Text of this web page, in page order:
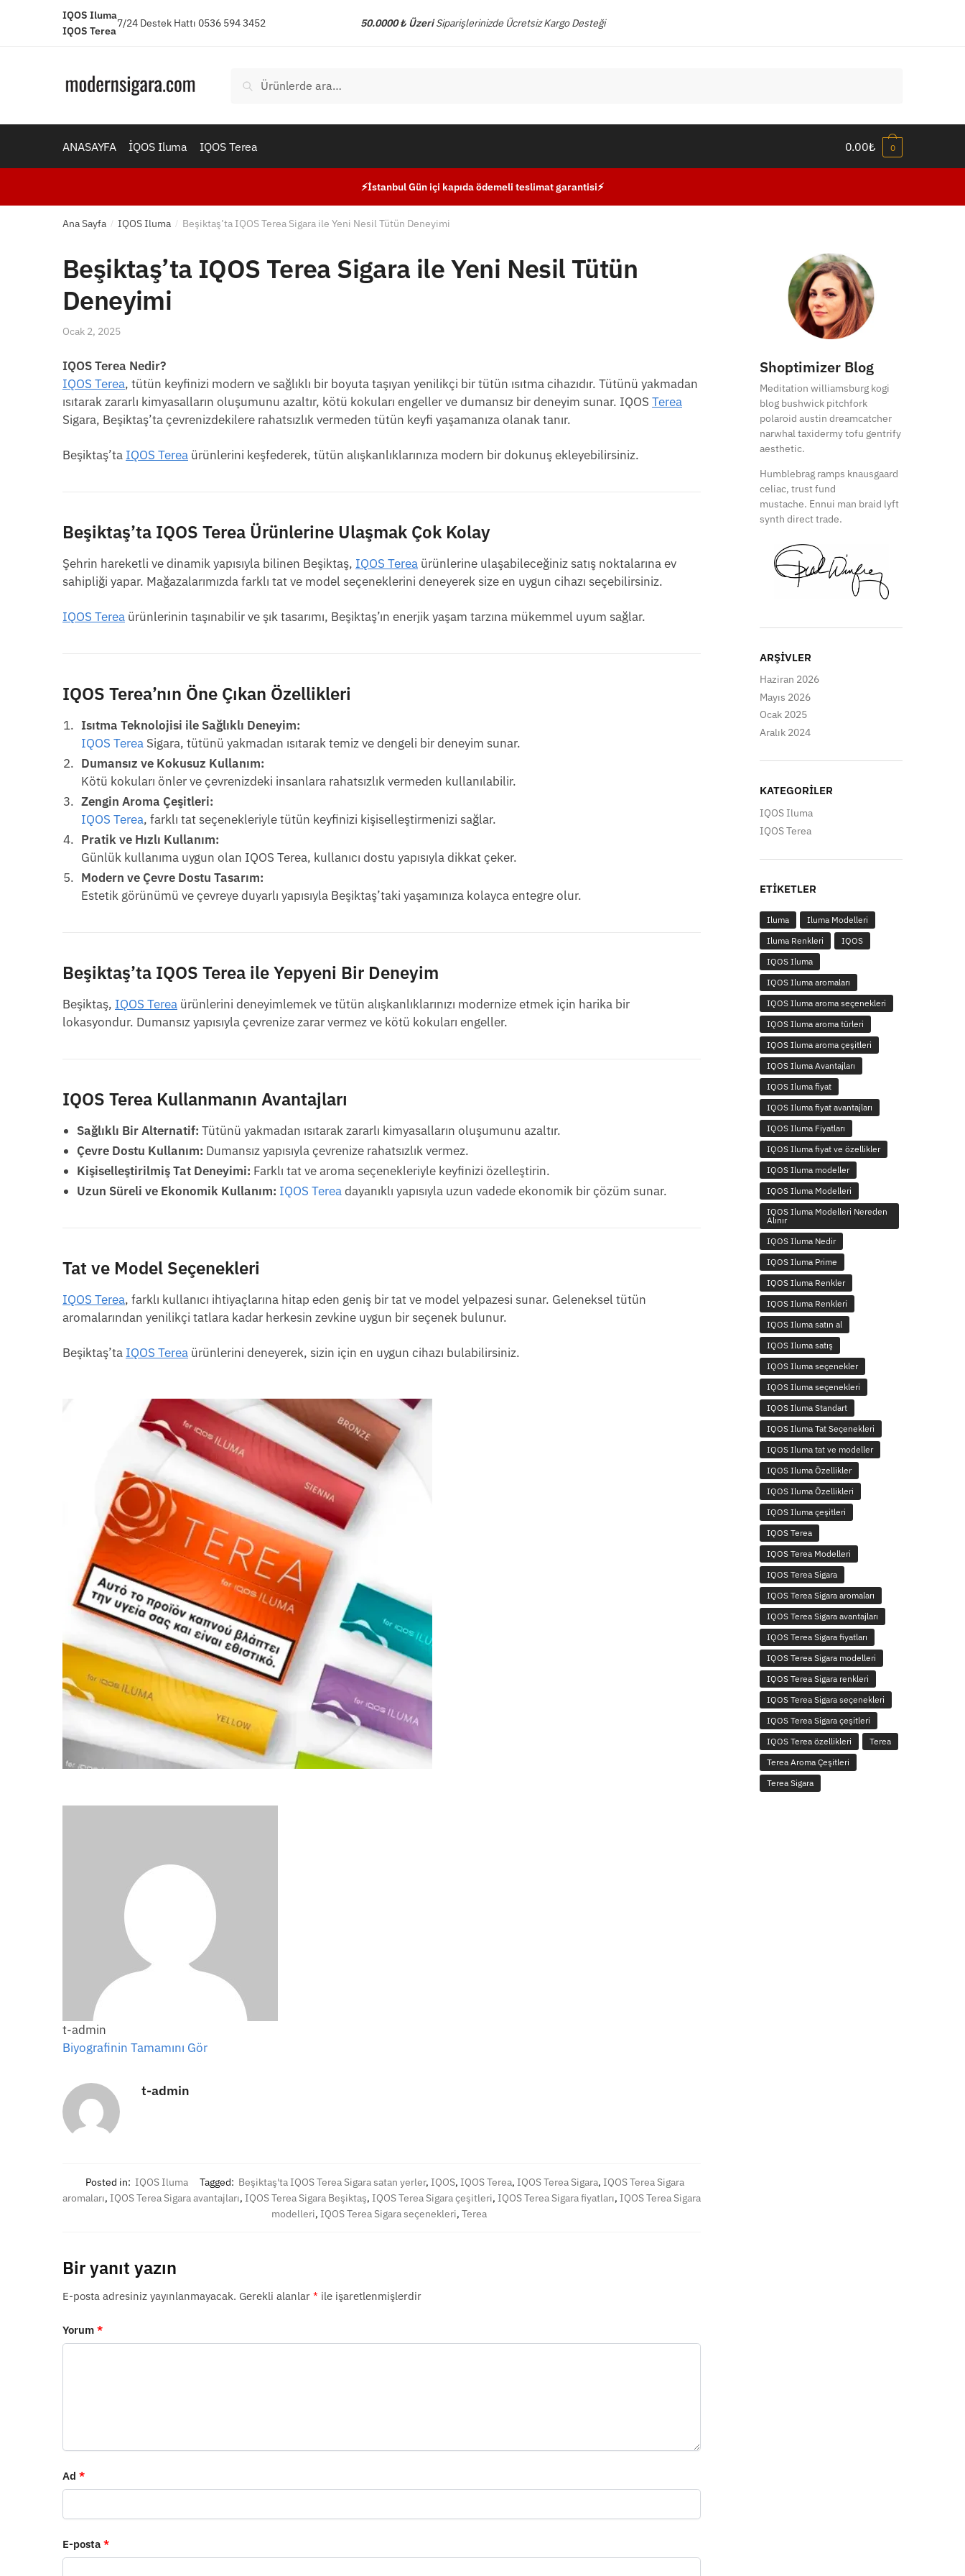
IQOS Iluma
IQOS Terea
7/24 Destek Hattı 0536 594 3452 50.0000 ₺ Üzeri Siparişlerinizde Ücretsiz Kargo Desteği
Ara
ANASAYFA İQOS Iluma IQOS Terea 0.00₺ 0
⚡İstanbul Gün içi kapıda ödemeli teslimat garantisi⚡
Ana Sayfa / IQOS Iluma / Beşiktaş’ta IQOS Terea Sigara ile Yeni Nesil Tütün Deneyimi
Beşiktaş’ta IQOS Terea Sigara ile Yeni Nesil Tütün
Deneyimi
Ocak 2, 2025
IQOS Terea Nedir?
IQOS Terea, tütün keyfinizi modern ve sağlıklı bir boyuta taşıyan yenilikçi bir tütün ısıtma cihazıdır. Tütünü yakmadan
ısıtarak zararlı kimyasalların oluşumunu azaltır, kötü kokuları engeller ve dumansız bir deneyim sunar. IQOS Terea
Sigara, Beşiktaş’ta çevrenizdekilere rahatsızlık vermeden tütün keyfi yaşamanıza olanak tanır.
Beşiktaş’ta IQOS Terea ürünlerini keşfederek, tütün alışkanlıklarınıza modern bir dokunuş ekleyebilirsiniz.
Beşiktaş’ta IQOS Terea Ürünlerine Ulaşmak Çok Kolay
Şehrin hareketli ve dinamik yapısıyla bilinen Beşiktaş, IQOS Terea ürünlerine ulaşabileceğiniz satış noktalarına ev
sahipliği yapar. Mağazalarımızda farklı tat ve model seçeneklerini deneyerek size en uygun cihazı seçebilirsiniz.
IQOS Terea ürünlerinin taşınabilir ve şık tasarımı, Beşiktaş’ın enerjik yaşam tarzına mükemmel uyum sağlar.
IQOS Terea’nın Öne Çıkan Özellikleri
Isıtma Teknolojisi ile Sağlıklı Deneyim:
IQOS Terea Sigara, tütünü yakmadan ısıtarak temiz ve dengeli bir deneyim sunar.
Dumansız ve Kokusuz Kullanım:
Kötü kokuları önler ve çevrenizdeki insanlara rahatsızlık vermeden kullanılabilir.
Zengin Aroma Çeşitleri:
IQOS Terea, farklı tat seçenekleriyle tütün keyfinizi kişiselleştirmenizi sağlar.
Pratik ve Hızlı Kullanım:
Günlük kullanıma uygun olan IQOS Terea, kullanıcı dostu yapısıyla dikkat çeker.
Modern ve Çevre Dostu Tasarım:
Estetik görünümü ve çevreye duyarlı yapısıyla Beşiktaş’taki yaşamınıza kolayca entegre olur.
Beşiktaş’ta IQOS Terea ile Yepyeni Bir Deneyim
Beşiktaş, IQOS Terea ürünlerini deneyimlemek ve tütün alışkanlıklarınızı modernize etmek için harika bir
lokasyondur. Dumansız yapısıyla çevrenize zarar vermez ve kötü kokuları engeller.
IQOS Terea Kullanmanın Avantajları
Sağlıklı Bir Alternatif: Tütünü yakmadan ısıtarak zararlı kimyasalların oluşumunu azaltır.
Çevre Dostu Kullanım: Dumansız yapısıyla çevrenize rahatsızlık vermez.
Kişiselleştirilmiş Tat Deneyimi: Farklı tat ve aroma seçenekleriyle keyfinizi özelleştirin.
Uzun Süreli ve Ekonomik Kullanım: IQOS Tereadayanıklı yapısıyla uzun vadede ekonomik bir çözüm sunar.
Tat ve Model Seçenekleri
IQOS Terea, farklı kullanıcı ihtiyaçlarına hitap eden geniş bir tat ve model yelpazesi sunar. Geleneksel tütün
aromalarından yenilikçi tatlara kadar herkesin zevkine uygun bir seçenek bulunur.
Beşiktaş’ta IQOS Terea ürünlerini deneyerek, sizin için en uygun cihazı bulabilirsiniz.
t-admin
Biyografinin Tamamını Gör
t-admin
Posted in: IQOS Iluma Tagged: Beşiktaş'ta IQOS Terea Sigara satan yerler, IQOS, IQOS Terea, IQOS Terea Sigara, IQOS Terea Sigara
aromaları, IQOS Terea Sigara avantajları, IQOS Terea Sigara Beşiktaş, IQOS Terea Sigara çeşitleri, IQOS Terea Sigara fiyatları, IQOS Terea Sigara
modelleri, IQOS Terea Sigara seçenekleri, Terea
Bir yanıt yazın
E-posta adresiniz yayınlanmayacak. Gerekli alanlar * ile işaretlenmişlerdir
Yorum *
Ad *
E-posta *
Shoptimizer Blog
Meditation williamsburg kogi
blog bushwick pitchfork
polaroid austin dreamcatcher
narwhal taxidermy tofu gentrify
aesthetic.
Humblebrag ramps knausgaard
celiac, trust fund
mustache. Ennui man braid lyft
synth direct trade.
ARŞIVLER
Haziran 2026
Mayıs 2026
Ocak 2025
Aralık 2024
KATEGORILER
IQOS Iluma
IQOS Terea
ETIKETLER
Iluma
Iluma Modelleri
Iluma Renkleri
IQOS
IQOS Iluma
IQOS Iluma aromaları
IQOS Iluma aroma seçenekleri
IQOS Iluma aroma türleri
IQOS Iluma aroma çeşitleri
IQOS Iluma Avantajları
IQOS Iluma fiyat
IQOS Iluma fiyat avantajları
IQOS Iluma Fiyatları
IQOS Iluma fiyat ve özellikler
IQOS Iluma modeller
IQOS Iluma Modelleri
IQOS Iluma Modelleri Nereden
Alınır
IQOS Iluma Nedir
IQOS Iluma Prime
IQOS Iluma Renkler
IQOS Iluma Renkleri
IQOS Iluma satın al
IQOS Iluma satış
IQOS Iluma seçenekler
IQOS Iluma seçenekleri
IQOS Iluma Standart
IQOS Iluma Tat Seçenekleri
IQOS Iluma tat ve modeller
IQOS Iluma Özellikler
IQOS Iluma Özellikleri
IQOS Iluma çeşitleri
IQOS Terea
IQOS Terea Modelleri
IQOS Terea Sigara
IQOS Terea Sigara aromaları
IQOS Terea Sigara avantajları
IQOS Terea Sigara fiyatları
IQOS Terea Sigara modelleri
IQOS Terea Sigara renkleri
IQOS Terea Sigara seçenekleri
IQOS Terea Sigara çeşitleri
IQOS Terea özellikleri
Terea
Terea Aroma Çeşitleri
Terea Sigara